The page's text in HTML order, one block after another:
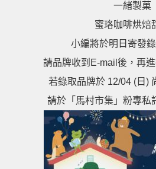
一緒製菓
蜜珞咖啡烘焙
小編將於明日寄發錄
請品牌收到E-mail後，再進
若錄取品牌於 12/04 (日)
請於「馬村市集」粉專私